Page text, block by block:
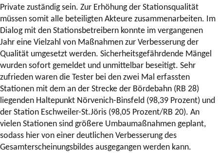
Private zuständig sein. Zur Erhöhung der Stationsqualität
müssen somit alle beteiligten Akteure zusammenarbeiten. Im
Dialog mit den Stationsbetreibern konnte im vergangenen
Jahr eine Vielzahl von Maßnahmen zur Verbesserung der
Qualität umgesetzt werden. Sicherheitsgefährdende Mängel
wurden sofort gemeldet und unmittelbar beseitigt. Sehr
zufrieden waren die Tester bei den zwei Mal erfassten
Stationen mit dem an der Strecke der Bördebahn (RB 28)
liegenden Haltepunkt Nörvenich-Binsfeld (98,39 Prozent) und
der Station Eschweiler-St.Jöris (98,05 Prozent/RB 20). An
vielen Stationen sind größere Umbaumaßnahmen geplant,
sodass hier von einer deutlichen Verbesserung des
Gesamterscheinungsbildes ausgegangen werden kann.